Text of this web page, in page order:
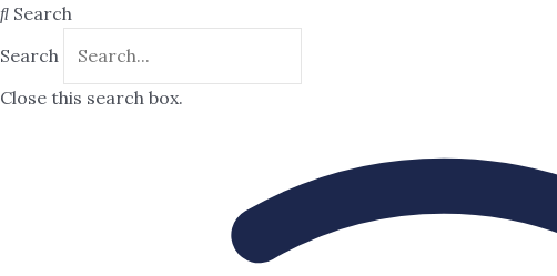
Search
Search
Close this search box.